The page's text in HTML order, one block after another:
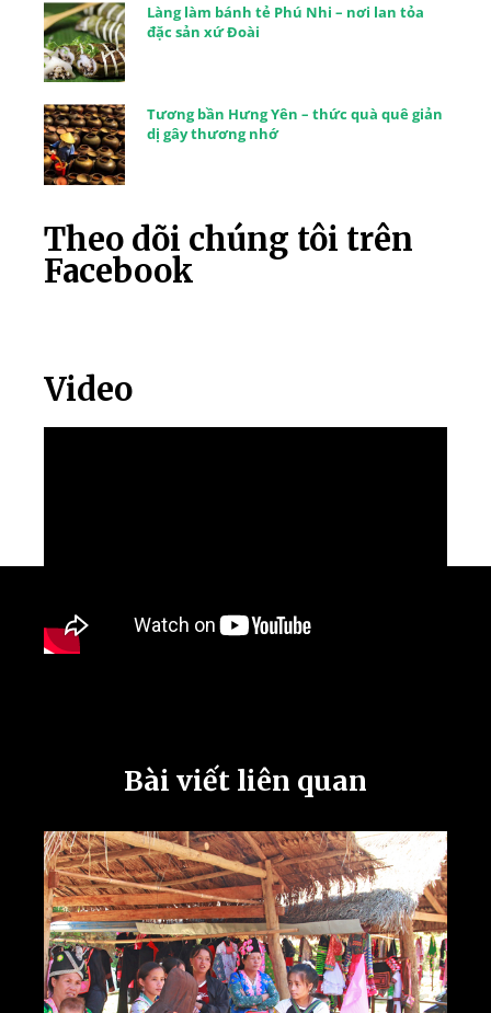
Làng làm bánh tẻ Phú Nhi – nơi lan tỏa
đặc sản xứ Đoài
Tương bần Hưng Yên – thức quà quê giản
dị gây thương nhớ
Theo dõi chúng tôi trên
Facebook
Video
Bài viết liên quan